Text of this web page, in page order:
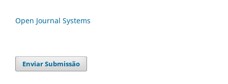
Open Journal Systems
Enviar Submissão